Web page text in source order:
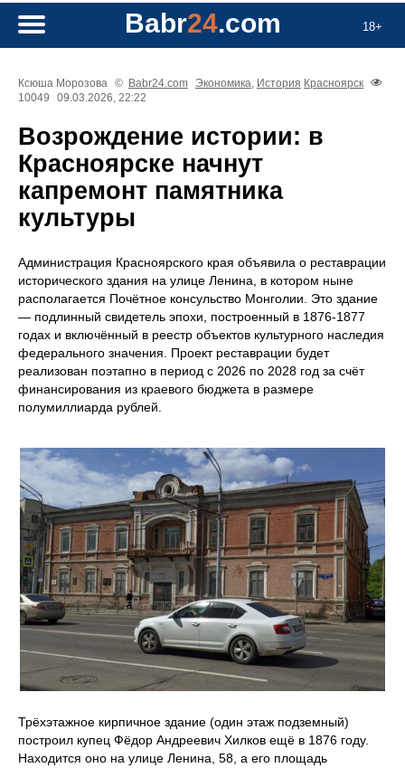
18+
Babr24.com
Ксюша Морозова © Babr24.com Экономика, История Красноярск
10049
09.03.2026, 22:22
Возрождение истории: в
Красноярске начнут
капремонт памятника
культуры
Администрация Красноярского края объявила о реставрации
исторического здания на улице Ленина, в котором ныне
располагается Почётное консульство Монголии. Это здание
— подлинный свидетель эпохи, построенный в 1876-1877
годах и включённый в реестр объектов культурного наследия
федерального значения. Проект реставрации будет
реализован поэтапно в период с 2026 по 2028 год за счёт
финансирования из краевого бюджета в размере
полумиллиарда рублей.
Трёхэтажное кирпичное здание (один этаж подземный)
построил купец Фёдор Андреевич Хилков ещё в 1876 году.
Находится оно на улице Ленина, 58, а его площадь